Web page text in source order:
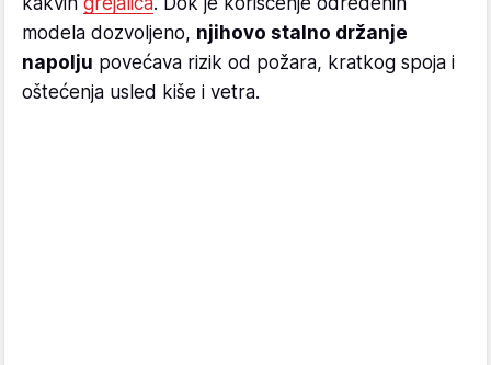
modela dozvoljeno, njihovo stalno držanje
napolju povećava rizik od požara, kratkog spoja i
oštećenja usled kiše i vetra.